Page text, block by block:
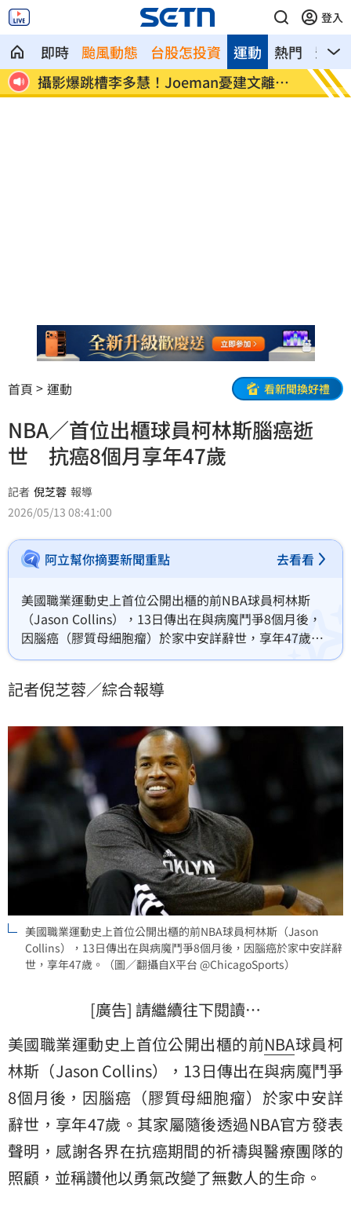
登入
即時 颱風動態 台股怎投資 熱門 影音
運動
攝影爆跳槽李多慧！Joeman憂建文離職
發聲
專家
首頁 運動 看新聞換好禮
NBA／首位出櫃球員柯林斯腦癌逝
世 抗癌8個月享年47歲
記者 倪芝蓉 報導
2026/05/13 08:41:00
阿立幫你摘要新聞重點 去看看
美國職業運動史上首位公開出櫃的前NBA球員柯林斯
（Jason Collins），13日傳出在與病魔鬥爭8個月後，
因腦癌（膠質母細胞瘤）於家中安詳辭世，享年47歲。
其家屬隨後透過NBA官方發表聲明，感謝各界在抗癌期
數人的生命。
記者倪芝蓉／綜合報導
美國職業運動史上首位公開出櫃的前NBA球員柯林斯（Jason
Collins），13日傳出在與病魔鬥爭8個月後，因腦癌於家中安詳辭
世，享年47歲。（圖／翻攝自X平台 @ChicagoSports）
[廣告] 請繼續往下閱讀…
美國職業運動史上首位公開出櫃的前NBA球員柯
林斯 （Jason Collins），13日傳出在與病魔鬥爭
8個月後，因腦癌（膠質母細胞瘤）於家中安詳
辭世，享年47歲。其家屬隨後透過NBA官方發表
聲明，感謝各界在抗癌期間的祈禱與醫療團隊的
照顧，並稱讚他以勇氣改變了無數人的生命。